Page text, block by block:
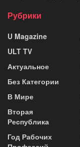
Рубрики
U Magazine
ULT TV
Актуальное
Без Категории
В Мире
Вторая
Республика
Год Рабочих